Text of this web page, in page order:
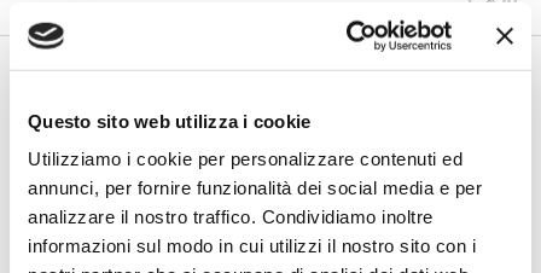
Questo sito web utilizza i cookie
Utilizziamo i cookie per personalizzare contenuti ed
annunci, per fornire funzionalità dei social media e per
analizzare il nostro traffico. Condividiamo inoltre
informazioni sul modo in cui utilizzi il nostro sito con i